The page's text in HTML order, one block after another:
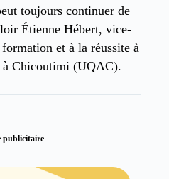
toujours continuer de
Étienne Hébert, vice-
et à la réussite à
à Chicoutimi (UQAC).
publicitaire